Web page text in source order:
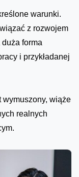
warunki.
z rozwojem
forma
i przykładanej
wymuszony, wiąże
realnych